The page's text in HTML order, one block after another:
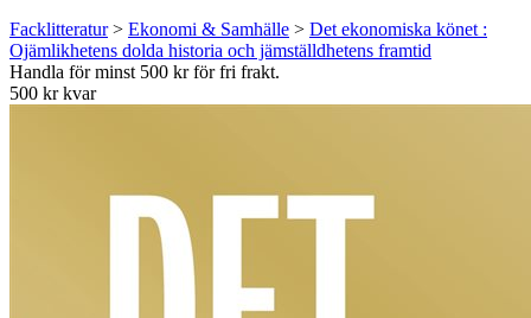
Facklitteratur> Ekonomi & Samhälle > Det ekonomiska könet :
Ojämlikhetens dolda historia och jämställdhetens framtid
Handla för minst 500 kr för fri frakt.
500 kr kvar